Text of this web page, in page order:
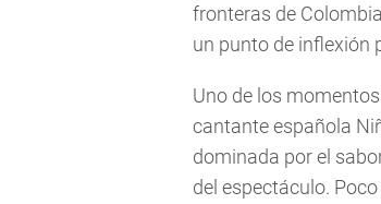
fronteras de
un punto de inflexión
Uno de los
cantante española
dominada por el
del espectáculo.